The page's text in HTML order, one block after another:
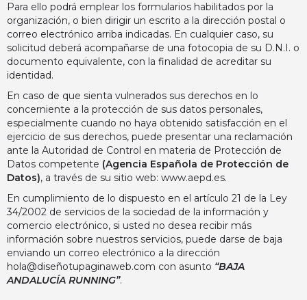
Para ello podrá emplear los formularios habilitados por la
organización, o bien dirigir un escrito a la dirección postal o
correo electrónico arriba indicadas. En cualquier caso, su
solicitud deberá acompañarse de una fotocopia de su D.N.I. o
documento equivalente, con la finalidad de acreditar su
identidad.
En caso de que sienta vulnerados sus derechos en lo
concerniente a la protección de sus datos personales,
especialmente cuando no haya obtenido satisfacción en el
ejercicio de sus derechos, puede presentar una reclamación
ante la Autoridad de Control en materia de Protección de
Datos competente (Agencia Española de Protección de
Datos), a través de su sitio web: www.aepd.es.
En cumplimiento de lo dispuesto en el artículo 21 de la Ley
34/2002 de servicios de la sociedad de la información y
comercio electrónico, si usted no desea recibir más
información sobre nuestros servicios, puede darse de baja
enviando un correo electrónico a la dirección
hola@diseñotupaginaweb.com con asunto “BAJA
ANDALUCÍA RUNNING”.